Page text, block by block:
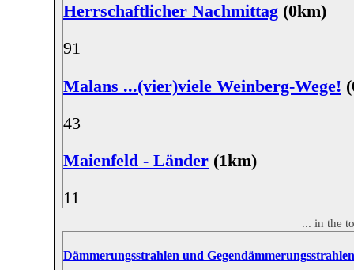
Herrschaftlicher Nachmittag (0km)
91
Malans ...(vier)viele Weinberg-Wege!
43
Maienfeld - Länder (1km)
11
... in the
Dämmerungsstrahlen und Gegendämmerungsstrahlen